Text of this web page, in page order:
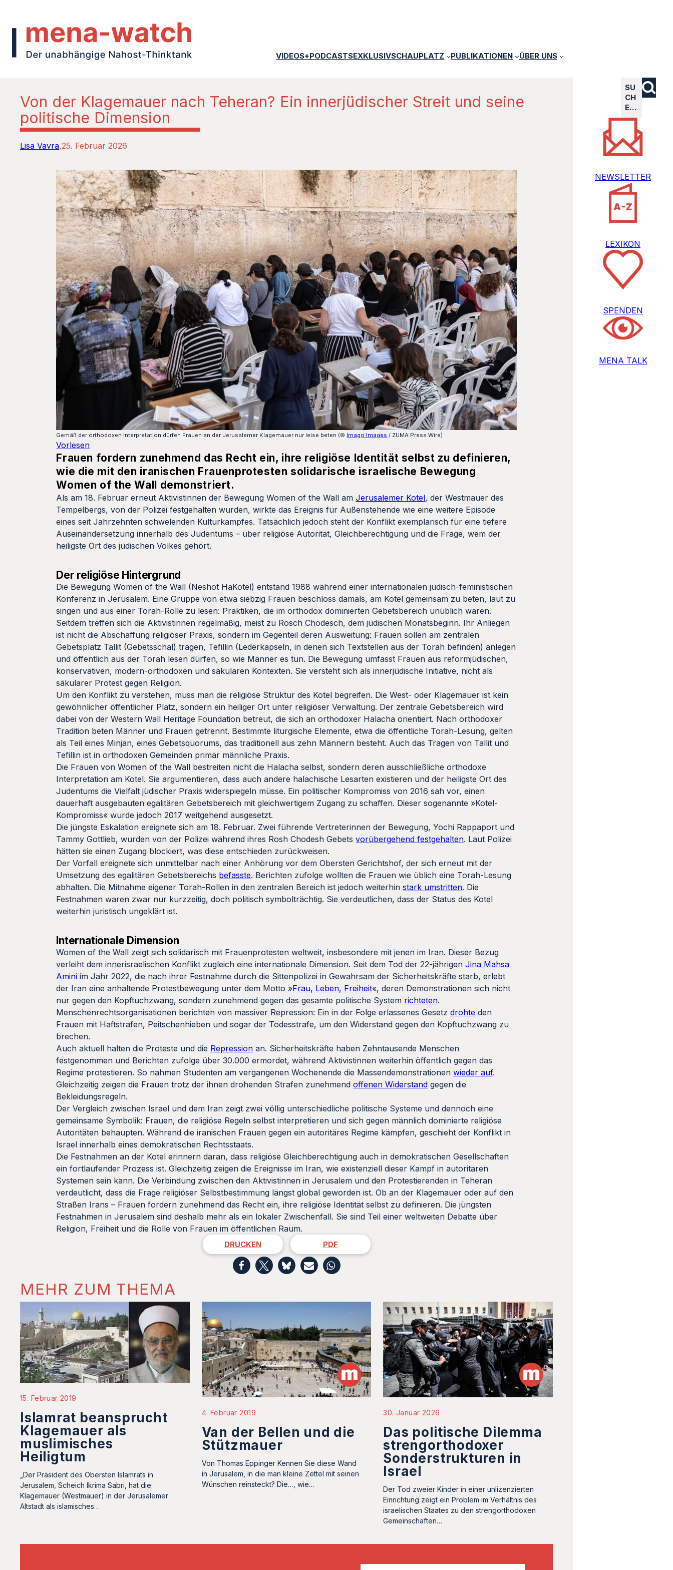
VIDEOS+PODCASTSEXKLUSIVSCHAUPLATZ PUBLIKATIONEN ÜBER UNS
Von der Klagemauer nach Teheran? Ein innerjüdischer Streit und seine
politische Dimension
Lisa Vavra 25. Februar 2026
Gemäß der orthodoxen Interpretation dürfen Frauen an der Jerusalemer Klagemauer nur leise beten (© Imago Images / ZUMA Press Wire)
Vorlesen
Frauen fordern zunehmend das Recht ein, ihre religiöse Identität selbst zu definieren,
wie die mit den iranischen Frauenprotesten solidarische israelische Bewegung
Women of the Wall demonstriert.
Als am 18. Februar erneut Aktivistinnen der Bewegung Women of the Wall amJerusalemer Kotel, der Westmauer des
Tempelbergs, von der Polizei festgehalten wurden, wirkte das Ereignis für Außenstehende wie eine weitere Episode
eines seit Jahrzehnten schwelenden Kulturkampfes. Tatsächlich jedoch steht der Konflikt exemplarisch für eine tiefere
Auseinandersetzung innerhalb des Judentums – über religiöse Autorität, Gleichberechtigung und die Frage, wem der
heiligste Ort des jüdischen Volkes gehört.
Der religiöse Hintergrund
Die Bewegung Women of the Wall (Neshot HaKotel) entstand 1988 während einer internationalen jüdisch-feministischen
Konferenz in Jerusalem. Eine Gruppe von etwa siebzig Frauen beschloss damals, am Kotel gemeinsam zu beten, laut zu
singen und aus einer Torah-Rolle zu lesen: Praktiken, die im orthodox dominierten Gebetsbereich unüblich waren.
Seitdem treffen sich die Aktivistinnen regelmäßig, meist zu Rosch Chodesch, dem jüdischen Monatsbeginn. Ihr Anliegen
ist nicht die Abschaffung religiöser Praxis, sondern im Gegenteil deren Ausweitung: Frauen sollen am zentralen
Gebetsplatz Tallit (Gebetsschal) tragen, Tefillin (Lederkapseln, in denen sich Textstellen aus der Torah befinden) anlegen
und öffentlich aus der Torah lesen dürfen, so wie Männer es tun. Die Bewegung umfasst Frauen aus reformjüdischen,
konservativen, modern-orthodoxen und säkularen Kontexten. Sie versteht sich als innerjüdische Initiative, nicht als
säkularer Protest gegen Religion.
Um den Konflikt zu verstehen, muss man die religiöse Struktur des Kotel begreifen. Die West- oder Klagemauer ist kein
gewöhnlicher öffentlicher Platz, sondern ein heiliger Ort unter religiöser Verwaltung. Der zentrale Gebetsbereich wird
dabei von der Western Wall Heritage Foundation betreut, die sich an orthodoxer Halacha orientiert. Nach orthodoxer
Tradition beten Männer und Frauen getrennt. Bestimmte liturgische Elemente, etwa die öffentliche Torah-Lesung, gelten
als Teil eines Minjan, eines Gebetsquorums, das traditionell aus zehn Männern besteht. Auch das Tragen von Tallit und
Tefillin ist in orthodoxen Gemeinden primär männliche Praxis.
Die Frauen von Women of the Wall bestreiten nicht die Halacha selbst, sondern deren ausschließliche orthodoxe
Interpretation am Kotel. Sie argumentieren, dass auch andere halachische Lesarten existieren und der heiligste Ort des
Judentums die Vielfalt jüdischer Praxis widerspiegeln müsse. Ein politischer Kompromiss von 2016 sah vor, einen
dauerhaft ausgebauten egalitären Gebetsbereich mit gleichwertigem Zugang zu schaffen. Dieser sogenannte »Kotel-
Kompromiss« wurde jedoch 2017 weitgehend ausgesetzt.
Die jüngste Eskalation ereignete sich am 18. Februar. Zwei führende Vertreterinnen der Bewegung, Yochi Rappaport und
Tammy Gottlieb, wurden von der Polizei während ihres Rosh Chodesh Gebetsvorübergehend festgehalten. Laut Polizei
hätten sie einen Zugang blockiert, was diese entschieden zurückweisen.
Der Vorfall ereignete sich unmittelbar nach einer Anhörung vor dem Obersten Gerichtshof, der sich erneut mit der
Umsetzung des egalitären Gebetsbereichs befasste. Berichten zufolge wollten die Frauen wie üblich eine Torah-Lesung
abhalten. Die Mitnahme eigener Torah-Rollen in den zentralen Bereich ist jedoch weiterhinstark umstritten. Die
Festnahmen waren zwar nur kurzzeitig, doch politisch symbolträchtig. Sie verdeutlichen, dass der Status des Kotel
weiterhin juristisch ungeklärt ist.
Internationale Dimension
Women of the Wall zeigt sich solidarisch mit Frauenprotesten weltweit, insbesondere mit jenen im Iran. Dieser Bezug
verleiht dem innerisraelischen Konflikt zugleich eine internationale Dimension. Seit dem Tod der 22-jährigenJina Mahsa
Amini im Jahr 2022, die nach ihrer Festnahme durch die Sittenpolizei in Gewahrsam der Sicherheitskräfte starb, erlebt
der Iran eine anhaltende Protestbewegung unter dem Motto »Frau, Leben, Freiheit«, deren Demonstrationen sich nicht
nur gegen den Kopftuchzwang, sondern zunehmend gegen das gesamte politische System richteten.
Menschenrechtsorganisationen berichten von massiver Repression: Ein in der Folge erlassenes Gesetzdrohte den
Frauen mit Haftstrafen, Peitschenhieben und sogar der Todesstrafe, um den Widerstand gegen den Kopftuchzwang zu
brechen.
Auch aktuell halten die Proteste und die Repression an. Sicherheitskräfte haben Zehntausende Menschen
festgenommen und Berichten zufolge über 30.000 ermordet, während Aktivistinnen weiterhin öffentlich gegen das
Regime protestieren. So nahmen Studenten am vergangenen Wochenende die Massendemonstrationenwieder auf.
Gleichzeitig zeigen die Frauen trotz der ihnen drohenden Strafen zunehmendoffenen Widerstand gegen die
Bekleidungsregeln.
Der Vergleich zwischen Israel und dem Iran zeigt zwei völlig unterschiedliche politische Systeme und dennoch eine
gemeinsame Symbolik: Frauen, die religiöse Regeln selbst interpretieren und sich gegen männlich dominierte religiöse
Autoritäten behaupten. Während die iranischen Frauen gegen ein autoritäres Regime kämpfen, geschieht der Konflikt in
Israel innerhalb eines demokratischen Rechtsstaats.
Die Festnahmen an der Kotel erinnern daran, dass religiöse Gleichberechtigung auch in demokratischen Gesellschaften
ein fortlaufender Prozess ist. Gleichzeitig zeigen die Ereignisse im Iran, wie existenziell dieser Kampf in autoritären
Systemen sein kann. Die Verbindung zwischen den Aktivistinnen in Jerusalem und den Protestierenden in Teheran
verdeutlicht, dass die Frage religiöser Selbstbestimmung längst global geworden ist. Ob an der Klagemauer oder auf den
Straßen Irans – Frauen fordern zunehmend das Recht ein, ihre religiöse Identität selbst zu definieren. Die jüngsten
Festnahmen in Jerusalem sind deshalb mehr als ein lokaler Zwischenfall. Sie sind Teil einer weltweiten Debatte über
Religion, Freiheit und die Rolle von Frauen im öffentlichen Raum.
DRUCKEN PDF
MEHR ZUM THEMA
15. Februar 2019
Islamrat beansprucht
Klagemauer als
muslimisches
Heiligtum
„Der Präsident des Obersten Islamrats in
Jerusalem, Scheich Ikrima Sabri, hat die
Klagemauer (Westmauer) in der Jerusalemer
Altstadt als islamisches…
4. Februar 2019
Van der Bellen und die
Stützmauer
Von Thomas Eppinger Kennen Sie diese Wand
in Jerusalem, in die man kleine Zettel mit seinen
Wünschen reinsteckt? Die…, wie…
30. Januar 2026
Das politische Dilemma
strengorthodoxer
Sonderstrukturen in
Israel
Der Tod zweier Kinder in einer unlizenzierten
Einrichtung zeigt ein Problem im Verhältnis des
israelischen Staates zu den strengorthodoxen
Gemeinschaften…
SU
CH
E…
NEWSLETTER
LEXIKON
SPENDEN
MENA TALK